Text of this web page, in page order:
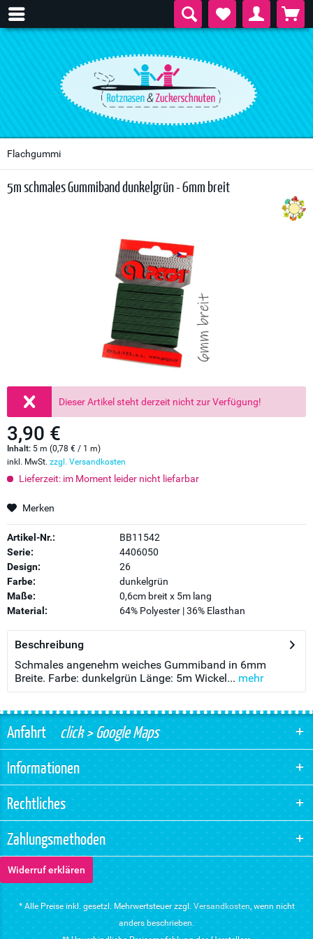
Flachgummi
5m schmales Gummiband dunkelgrün - 6mm breit
Dieser Artikel steht derzeit nicht zur Verfügung!
3,90 €
Inhalt: 5 m (0,78 € / 1 m)
inkl. MwSt. zzgl. Versandkosten
Lieferzeit: im Moment leider nicht liefarbar
Merken
Artikel-Nr.:
BB11542
Serie:
4406050
Design:
26
Farbe:
dunkelgrün
Maße:
0,6cm breit x 5m lang
Material:
64% Polyester | 36% Elasthan
Beschreibung
Schmales angenehm weiches Gummiband in 6mm
Breite. Farbe: dunkelgrün Länge: 5m Wickel... mehr
Anfahrtclick > Google Maps
Informationen
Rechtliches
Zahlungsmethoden
Widerruf erklären
* Alle Preise inkl. gesetzl. Mehrwertsteuer zzgl. Versandkosten, wenn nicht
anders beschrieben.